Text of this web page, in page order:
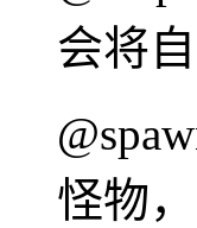
会将
怪物